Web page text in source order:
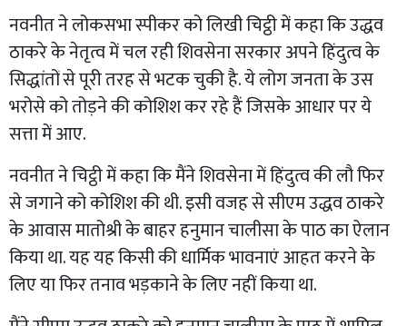
नवनीत ने लोकसभा स्पीकर को लिखी चिट्ठी में कहा कि उद्धव
ठाकरे के नेतृत्व में चल रही शिवसेना सरकार अपने हिंदुत्व के
सिद्धांतों से पूरी तरह से भटक चुकी है. ये लोग जनता के उस
भरोसे को तोड़ने की कोशिश कर रहे हैं जिसके आधार पर ये
सत्ता में आए.
नवनीत ने चिट्ठी में कहा कि मैंने शिवसेना में हिंदुत्व की लौ फिर
से जगाने को कोशिश की थी. इसी वजह से सीएम उद्धव ठाकरे
के आवास मातोश्री के बाहर हनुमान चालीसा के पाठ का ऐलान
किया था. यह यह किसी की धार्मिक भावनाएं आहत करने के
लिए या फिर तनाव भड़काने के लिए नहीं किया था.